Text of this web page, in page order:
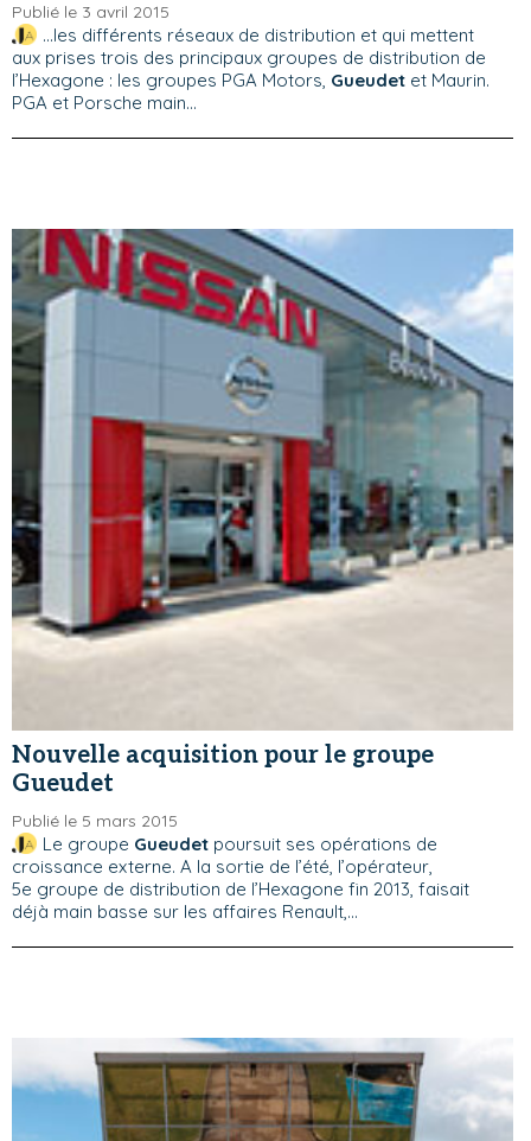
Publié le 3 avril 2015
...les différents réseaux de distribution et qui mettent
aux prises trois des principaux groupes de distribution de
l’Hexagone : les groupes PGA Motors, Gueudet et Maurin.
PGA et Porsche main...
Nouvelle acquisition pour le groupe
Gueudet
Publié le 5 mars 2015
Le groupe Gueudetpoursuit ses opérations de
croissance externe. A la sortie de l’été, l’opérateur,
5e groupe de distribution de l’Hexagone fin 2013, faisait
déjà main basse sur les affaires Renault,...